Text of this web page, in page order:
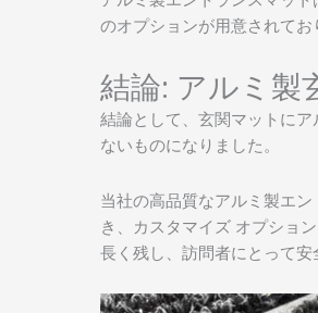
のオプションが用意されてお
結論: アルミ製
結論として、玄関マットに
ないものになりました。
当社の高品質なアルミ製エ
き、カスタマイズ オプショ
長く残し、訪問者にとって安